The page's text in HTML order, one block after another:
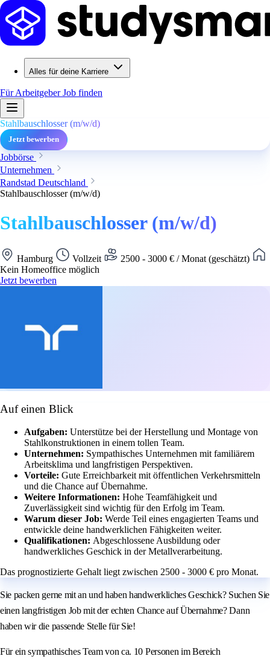
Alles für deine Karriere
Für ArbeitgeberJob finden
Stahlbauschlosser (m/w/d)
Jetzt bewerben
Jobbörse
Unternehmen
Randstad Deutschland
Stahlbauschlosser (m/w/d)
Stahlbauschlosser (m/w/d)
Hamburg Vollzeit
2500 - 3000 € / Monat (geschätzt)
Kein Homeoffice möglich
Jetzt bewerben
Auf einen Blick
Aufgaben: Unterstütze bei der Herstellung und Montage von
Stahlkonstruktionen in einem tollen Team.
Unternehmen: Sympathisches Unternehmen mit familiärem
Arbeitsklima und langfristigen Perspektiven.
Vorteile: Gute Erreichbarkeit mit öffentlichen Verkehrsmitteln
und die Chance auf Übernahme.
Weitere Informationen: Hohe Teamfähigkeit und
Zuverlässigkeit sind wichtig für den Erfolg im Team.
Warum dieser Job: Werde Teil eines engagierten Teams und
entwickle deine handwerklichen Fähigkeiten weiter.
Qualifikationen: Abgeschlossene Ausbildung oder
handwerkliches Geschick in der Metallverarbeitung.
Das prognostizierte Gehalt liegt zwischen 2500 - 3000 € pro Monat.
Sie packen gerne mit an und haben handwerkliches Geschick? Suchen Sie
einen langfristigen Job mit der echten Chance auf Übernahme? Dann
haben wir die passende Stelle für Sie!
Für ein sympathisches Team von ca. 10 Personen im Bereich